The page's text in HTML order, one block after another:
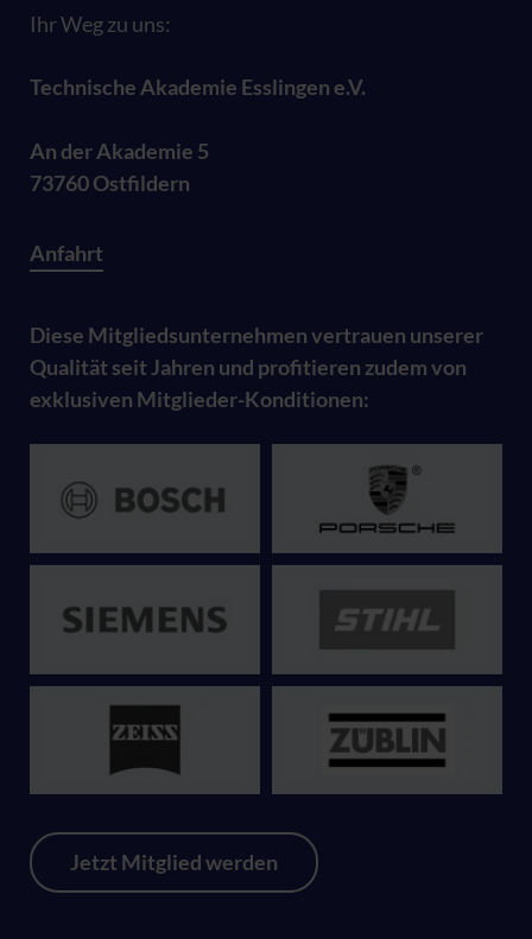
Ihr Weg zu uns:
Technische Akademie Esslingen e.V.
An der Akademie 5
73760 Ostfildern
Anfahrt
Diese Mitgliedsunternehmen vertrauen unserer
Qualität seit Jahren und profitieren zudem von
exklusiven Mitglieder-Konditionen:
Jetzt Mitglied werden